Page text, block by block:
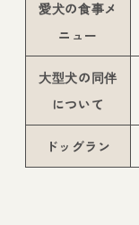
愛犬の食事メ
ニュー
大型犬の同伴
について
ドッグラン